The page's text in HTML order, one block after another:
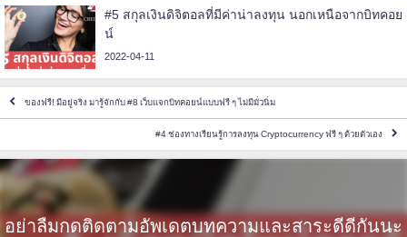
#5 สกุลเงินดิจิตอลที่มีค่าน่าลงทุน นอกเหนือจากบิทคอย
น์
2022-04-11
ของฟรี! มีอยู่จริง มารู้จักกับ #8 เว็บแจกบิทคอยน์แบบฟรี ๆ ไม่มีมั่วนิ่ม
#4 ช่องทางเรียนรู้การลงทุน Cryptocurrency ฟรี ๆ ด้วยตัวเอง
อย่าลืมกดติดตามอัพเดตบทความและสาระดีดีกันนะ